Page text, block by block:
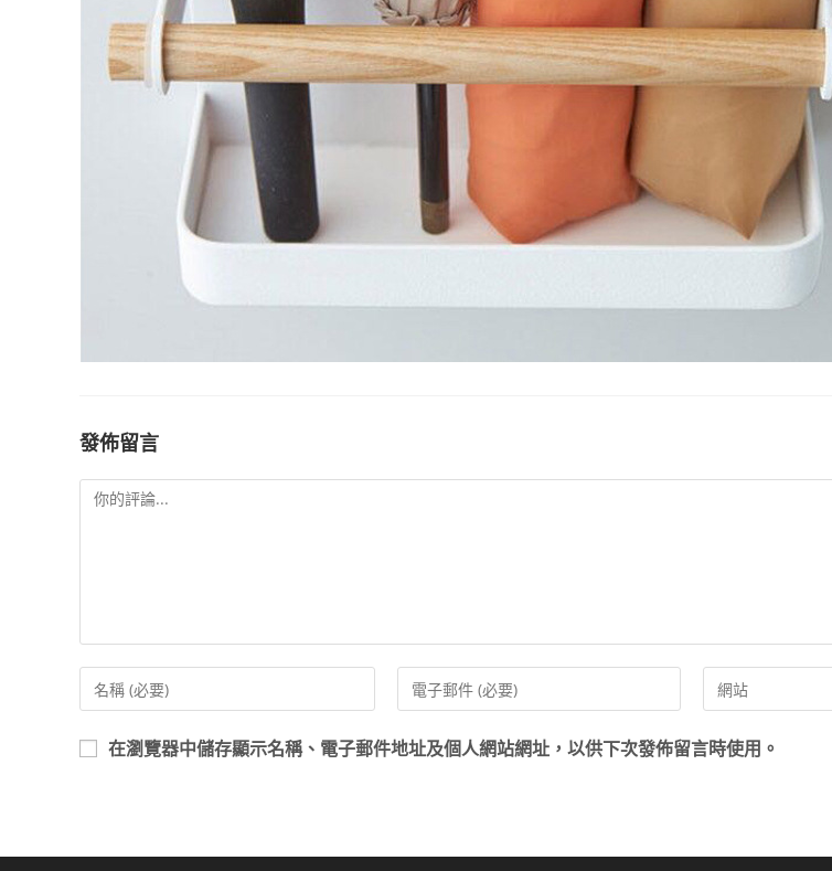
發佈留言
在瀏覽器中儲存顯示名稱、電子郵件地址及個人網站網址，以供下次發佈留言時使用。